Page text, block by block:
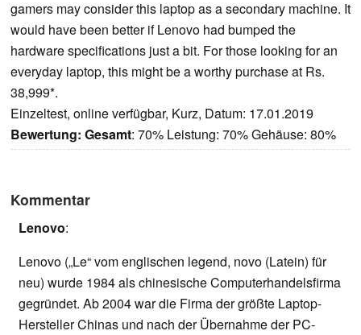
gamers may consider this laptop as a secondary machine. It
would have been better if Lenovo had bumped the
hardware specifications just a bit. For those looking for an
everyday laptop, this might be a worthy purchase at Rs.
38,999*.
Einzeltest, online verfügbar, Kurz, Datum: 17.01.2019
Bewertung: Gesamt: 70% Leistung: 70% Gehäuse: 80%
Kommentar
Lenovo:
Lenovo („Le“ vom englischen legend, novo (Latein) für
neu) wurde 1984 als chinesische Computerhandelsfirma
gegründet. Ab 2004 war die Firma der größte Laptop-
Hersteller Chinas und nach der Übernahme der PC-